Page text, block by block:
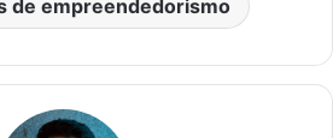
de empreendedorismo